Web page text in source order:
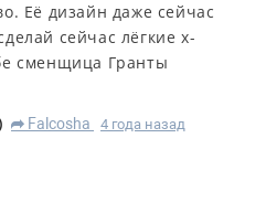
Её дизайн даже сейчас
сейчас лёгкие х-
сменщица Гранты
R Falcosha 4 года назад